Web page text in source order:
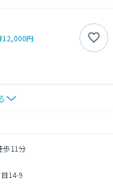
12,000円
歩11分
14-9